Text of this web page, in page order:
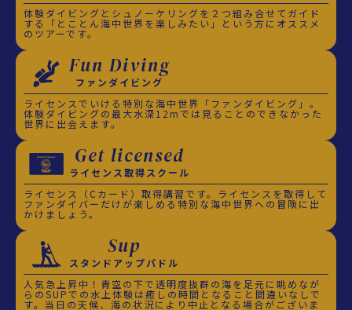
体験ダイビングとシュノーケリングを２つ組み合せてガイド
する「とことん海中世界を楽しみたい」という方にオススメ
のツアーです。
Fun Diving
ファンダイビング
ライセンスでいける特別な海中世界「ファンダイビング」。
体験ダイビングの最大水深12mでは見ることのできなかった
世界に出会えます。
Get licensed
ライセンス取得スクール
ライセンス（Cカード）取得講習です。ライセンスを取得して
ファンダイバーだけが楽しめる特別な海中世界への冒険に出
かけましょう。
Sup
スタンドアップパドル
人気急上昇中！青空の下で透明度抜群の海を足元に眺めなが
らのSUPでの水上体験は癒しの時間となること間違いなしで
す。当日の天候、海の状況により中止となる場合がございま